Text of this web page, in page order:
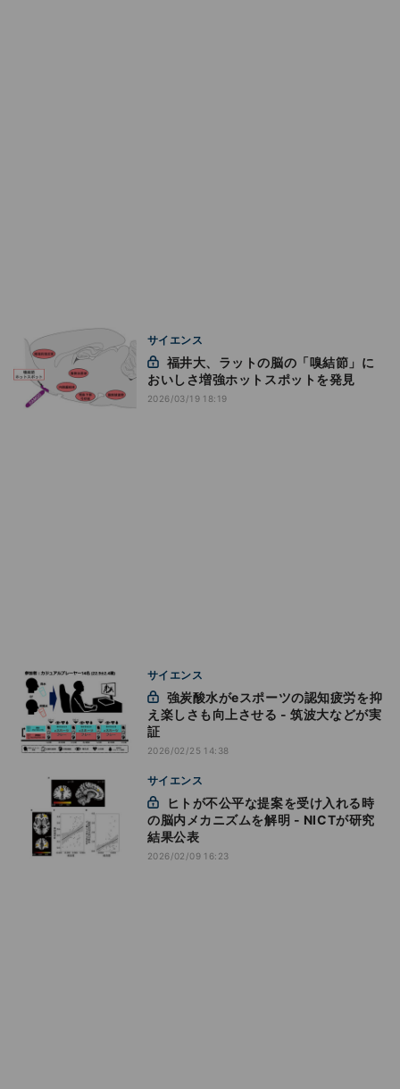
サイエンス
おいしさ増強ホットスポットを発見
2026/03/19 18:19
サイエンス
え楽しさも向上させる - 筑波大などが実
証
2026/02/25 14:38
サイエンス
の脳内メカニズムを解明 - NICTが研究
結果公表
2026/02/09 16:23